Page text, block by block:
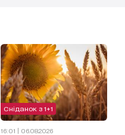
Сніданок з 1+1
16:01 | 06.08.2026